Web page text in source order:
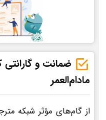
ضمانت و
مادام‌العمر
از گام‌های مؤثر شبکه